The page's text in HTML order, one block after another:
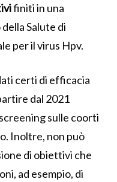
finiti in una
Salute di
per il virus Hpv.
certi di efficacia
dal 2021
sulle coorti
Inoltre, non può
di obiettivi che
ad esempio, di